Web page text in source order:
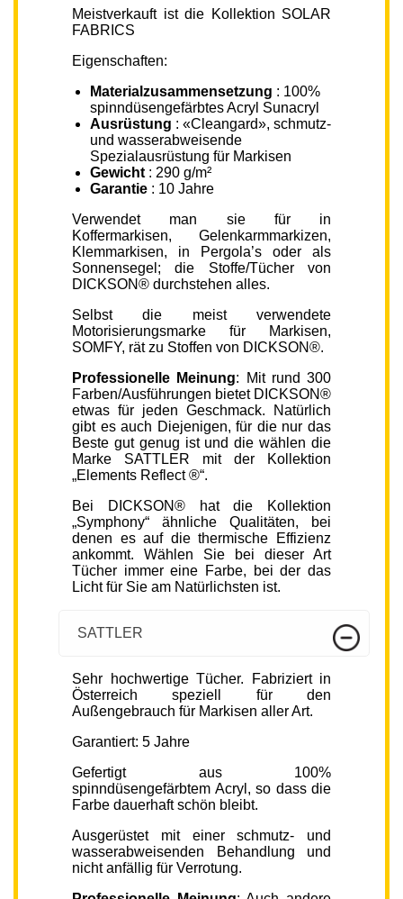
Meistverkauft ist die Kollektion SOLAR
FABRICS
Eigenschaften:
Materialzusammensetzung : 100%
spinndüsengefärbtes Acryl Sunacryl
Ausrüstung : «Cleangard», schmutz-
und wasserabweisende
Spezialausrüstung für Markisen
Gewicht : 290 g/m²
Garantie : 10 Jahre
Verwendet man sie für in
Koffermarkisen, Gelenkarmmarkizen,
Klemmarkisen, in Pergola’s oder als
Sonnensegel; die Stoffe/Tücher von
DICKSON® durchstehen alles.
Selbst die meist verwendete
Motorisierungsmarke für Markisen,
SOMFY, rät zu Stoffen von DICKSON®.
Professionelle Meinung: Mit rund 300
Farben/Ausführungen bietet DICKSON®
etwas für jeden Geschmack. Natürlich
gibt es auch Diejenigen, für die nur das
Beste gut genug ist und die wählen die
Marke SATTLER mit der Kollektion
„Elements Reflect ®“.
Bei DICKSON® hat die Kollektion
„Symphony“ ähnliche Qualitäten, bei
denen es auf die thermische Effizienz
ankommt. Wählen Sie bei dieser Art
Tücher immer eine Farbe, bei der das
Licht für Sie am Natürlichsten ist.
SATTLER
Sehr hochwertige Tücher. Fabriziert in
Österreich speziell für den
Außengebrauch für Markisen aller Art.
Garantiert: 5 Jahre
Gefertigt aus 100%
spinndüsengefärbtem Acryl, so dass die
Farbe dauerhaft schön bleibt.
Ausgerüstet mit einer schmutz- und
wasserabweisenden Behandlung und
nicht anfällig für Verrotung.